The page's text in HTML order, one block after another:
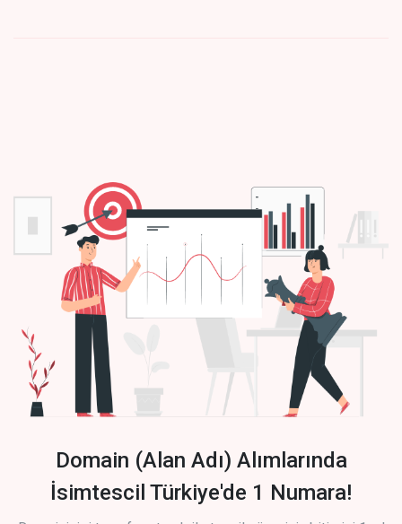
Domain (Alan Adı) Alımlarında
İsimtescil Türkiye'de 1 Numara!